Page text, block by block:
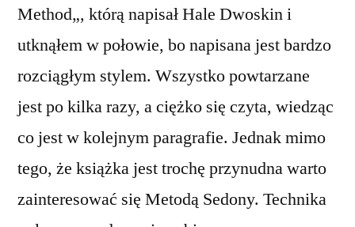
Method„, którą napisał Hale Dwoskin i
utknąłem w połowie, bo napisana jest bardzo
rozciągłym stylem. Wszystko powtarzane
jest po kilka razy, a ciężko się czyta, wiedząc
co jest w kolejnym paragrafie. Jednak mimo
tego, że książka jest trochę przynudna warto
zainteresować się Metodą Sedony. Technika